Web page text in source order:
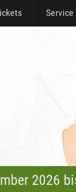
Service
2026